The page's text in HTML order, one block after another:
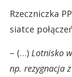
Rzeczniczka
siatce
– (…) Lotnisko
np. rezygnacja